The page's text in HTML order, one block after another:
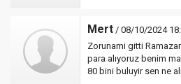
Mert / 08/10/2024
Zorunami gitti
para alıyoruz benim
80 bini buluyir sen ne